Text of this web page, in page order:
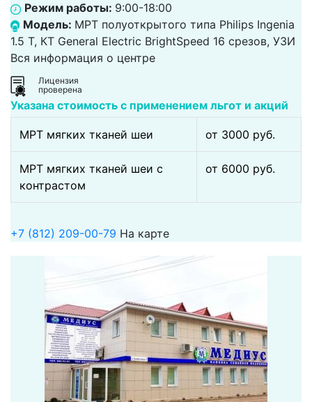
Режим работы: 9:00-18:00
Модель: МРТ полуоткрытого типа Philips Ingenia
1.5 T, КТ General Electric BrightSpeed 16 срезов, УЗИ
Вся информация о центре
Лицензия
проверена
Указана стоимость с применением льгот и акций
МРТ мягких тканей шеи от 3000 pуб.
МРТ мягких тканей шеи c
контрастом
от 6000 pуб.
+7 (812) 209-00-79 На карте